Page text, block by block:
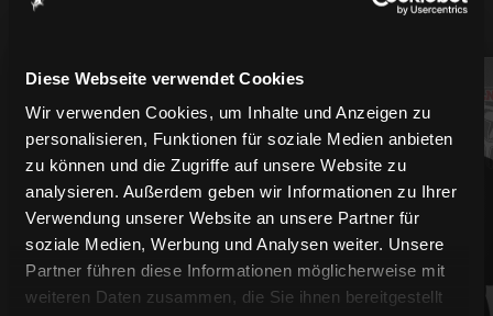
Diese Webseite verwendet Cookies
Wir verwenden Cookies, um Inhalte und Anzeigen zu
personalisieren, Funktionen für soziale Medien anbieten
zu können und die Zugriffe auf unsere Website zu
analysieren. Außerdem geben wir Informationen zu Ihrer
Verwendung unserer Website an unsere Partner für
soziale Medien, Werbung und Analysen weiter. Unsere
Partner führen diese Informationen möglicherweise mit
weiteren Daten zusammen, die Sie ihnen bereitgestellt
MEHR SPIELER
94 61